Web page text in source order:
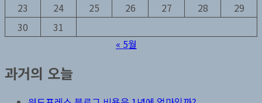
23
24 25 26 27 28
29
30
31
« 5월
과거의 오늘